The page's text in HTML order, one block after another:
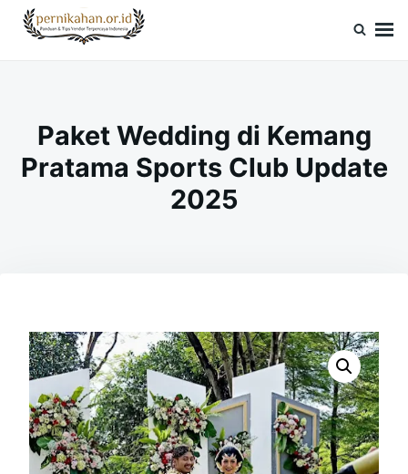
SkipSearch
for:
Paket Wedding di Kemang
Pratama Sports Club Update
2025